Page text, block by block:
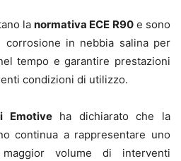
lanormativa ECE R90e sono
in nebbia salina per
tempo e garantire prestazioni
condizioni di utilizzo.
Emotiveha dichiarato che la
continua a rappresentare uno
volume di interventi